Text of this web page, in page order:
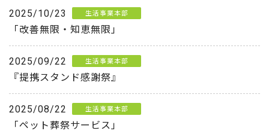
2025/10/23 生活事業本部
「改善無限・知恵無限」
2025/09/22 生活事業本部
『提携スタンド感謝祭』
2025/08/22 生活事業本部
「ペット葬祭サービス」